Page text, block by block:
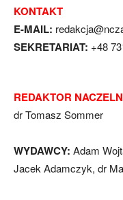
KONTAKT
E-MAIL:
SEKRETARIAT: +48
REDAKTOR
dr Tomasz Sommer
WYDAWCY: Adam
Jacek Adamczyk, dr